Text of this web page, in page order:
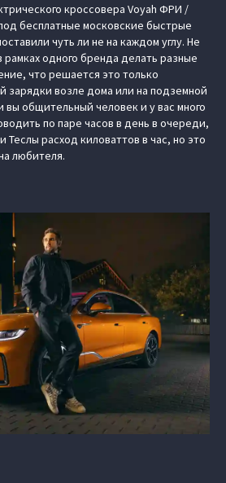
кроссовера Voyah ФРИ /
бесплатные московские быстрые
чуть ли не на каждом углу. Не
рамках одного бренда делать разные
что решается это только
зарядки возле дома или на подземной
вы общительный человек и у вас много
по паре часов в день в очереди,
Теслы расход киловаттов в час, но это
любителя.